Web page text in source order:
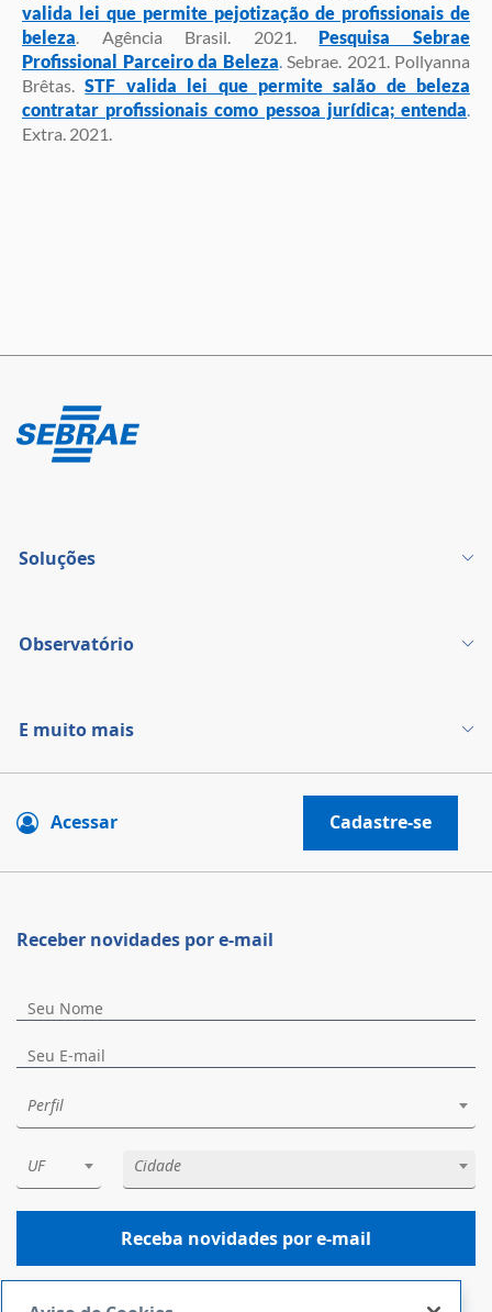
valida lei que permite pejotização de profissionais de
beleza. Agência Brasil. 2021. Pesquisa Sebrae
Profissional Parceiro da Beleza.Sebrae. 2021. Pollyanna
Brêtas.STF valida lei que permite salão de beleza
contratar profissionais como pessoa jurídica; entenda.
Extra. 2021.
Soluções
Observatório
E muito mais
Acessar Cadastre-se
Receber novidades por e-mail
Perfil
UF Cidade
Receba novidades por e-mail